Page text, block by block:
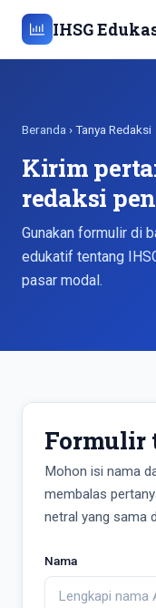
IHSG
Beranda › Tanya Redaksi
Kirim
redaksi
Gunakan formulir di
edukatif tentang
pasar modal.
Formulir
Mohon isi nama
membalas
netral yang sama
Nama